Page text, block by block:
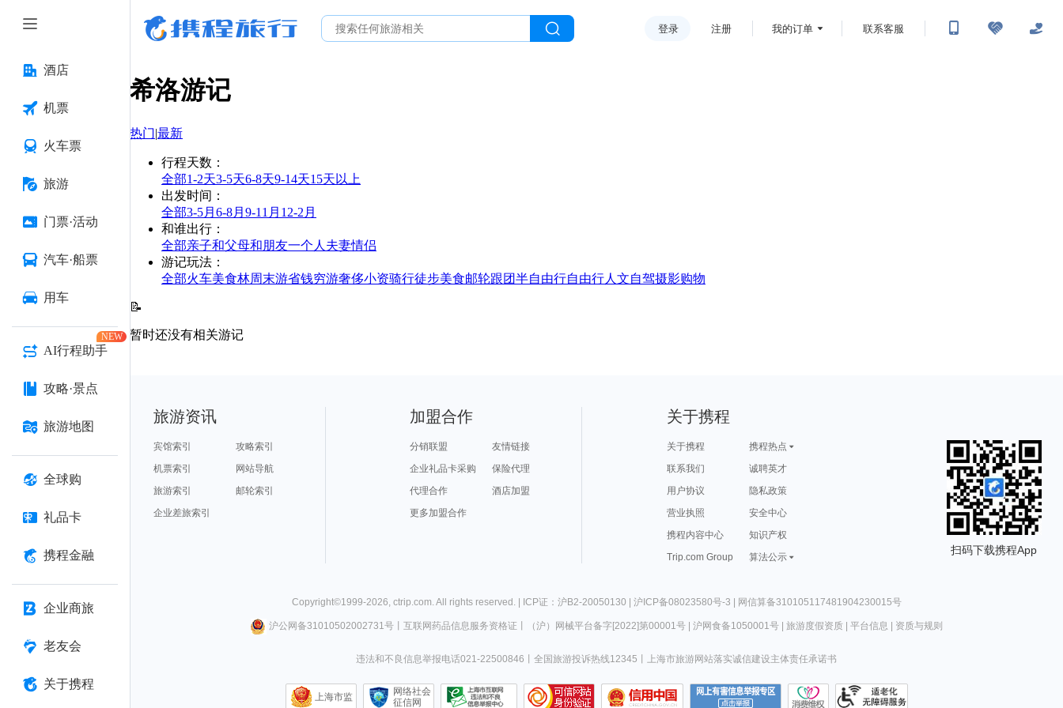
酒店
机票
火车票
旅游
门票·活动
汽车·船票
用车
AI行程助手
NEW
攻略·景点
旅游地图
全球购
礼品卡
携程金融
企业商旅
老友会
关于携程
登录 注册 我的订单 联系客服
希洛游记
热门|最新
行程天数 ：
全部1-2天3-5天6-8天9-14天15天以上
出发时间 ：
全部3-5月 6-8月 9-11月 12-2月
和谁出行 ：
全部亲子和父母和朋友一个人 夫妻情侣
游记玩法 ：
全部火车美食林周末游省钱穷游奢侈小资骑行徒步美食邮轮跟团半自由行自由行人文自驾摄影购物
📝
暂时还没有相关游记
旅游资讯
宾馆索引
攻略索引
机票索引
网站导航
旅游索引
邮轮索引
企业差旅索引
加盟合作
分销联盟
友情链接
企业礼品卡采购
保险代理
代理合作
酒店加盟
更多加盟合作
关于携程
关于携程
携程热点
联系我们
诚聘英才
用户协议
隐私政策
营业执照
安全中心
携程内容中心
知识产权
Trip.com Group
算法公示
扫码下载携程App
Copyright©1999-2026, ctrip.com. All rights reserved. | ICP证：沪B2-20050130 | 沪ICP备08023580号-3 | 网信算备310105117481904230015号
沪公网备31010502002731号丨 互联网药品信息服务资格证 （沪）网械平台备字[2022]第00001号| 沪网食备1050001号| 旅游度假资质| 平台信息 资质与规则
违法和不良信息举报电话021-22500846 全国旅游投诉热线12345 上海市旅游网站落实诚信建设主体责任承诺书
上海市监
网络社会
征信网